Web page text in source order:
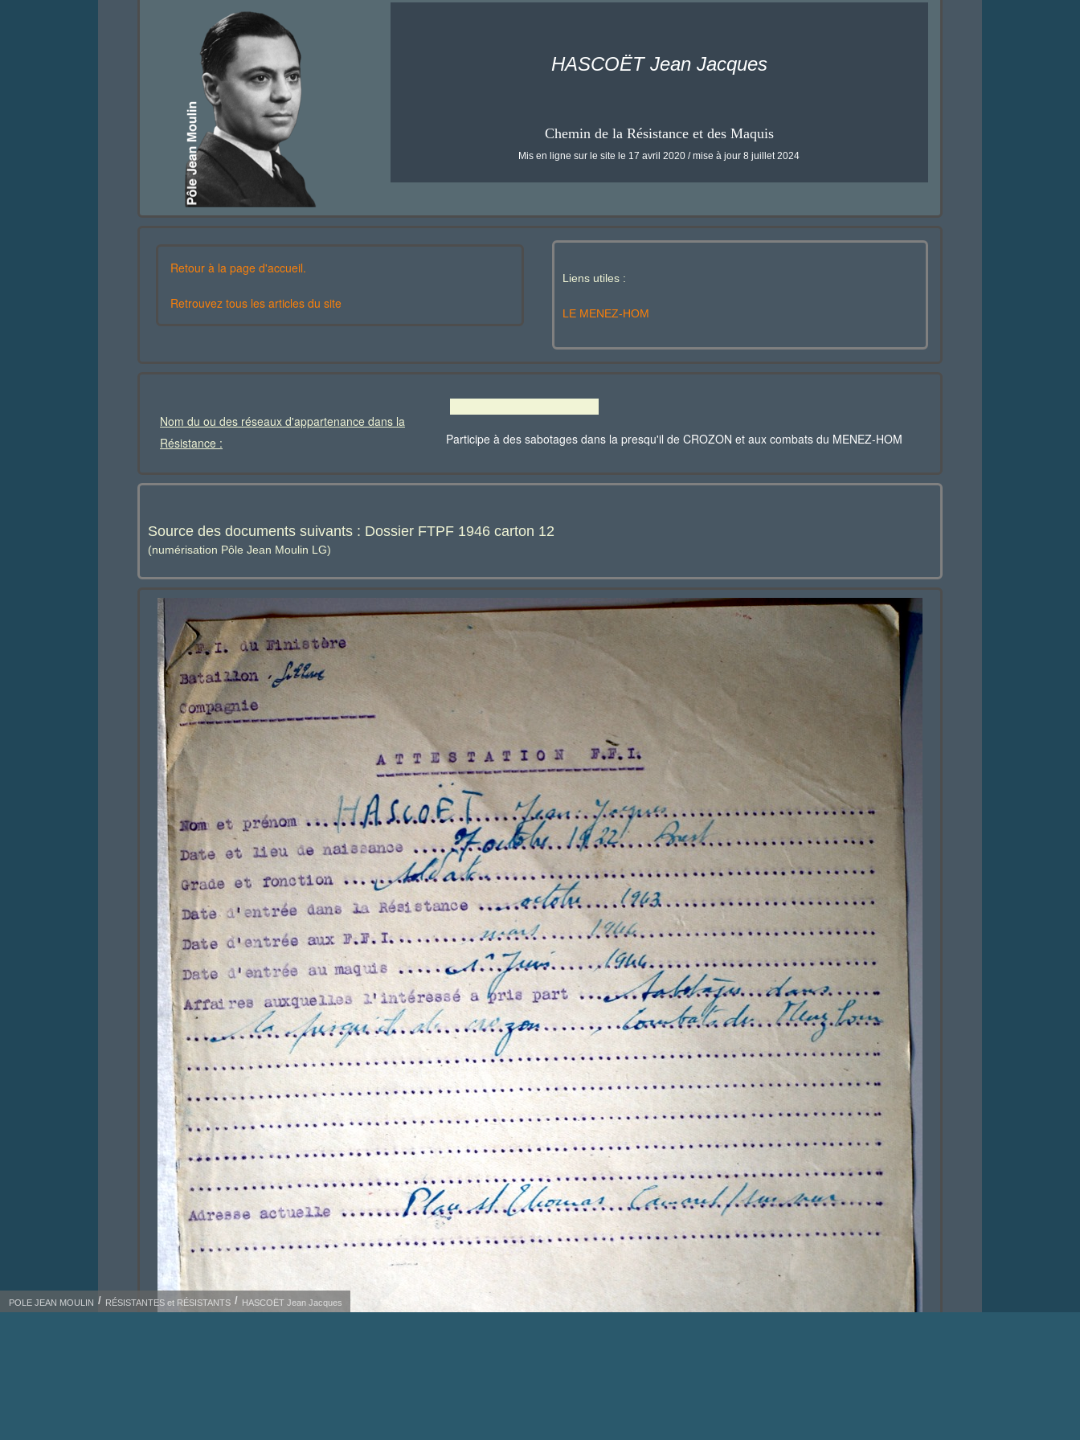
HASCOËT Jean Jacques
Chemin de la Résistance et des Maquis
Mis en ligne sur le site le 17 avril 2020 / mise à jour 8 juillet 2024
Retour à la page d'accueil.
Retrouvez tous les articles du site
Liens utiles :
LE MENEZ-HOM
Nom du ou des réseaux d'appartenance dans la
Résistance :
Participe à des sabotages dans la presqu'il de CROZON et aux combats du MENEZ-HOM
Source des documents suivants : Dossier FTPF 1946 carton 12
(numérisation Pôle Jean Moulin LG)
POLE JEAN MOULIN RÉSISTANTES et RÉSISTANTS HASCOËT Jean Jacques